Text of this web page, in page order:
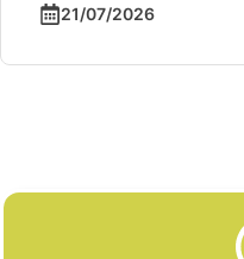
21/07/2026